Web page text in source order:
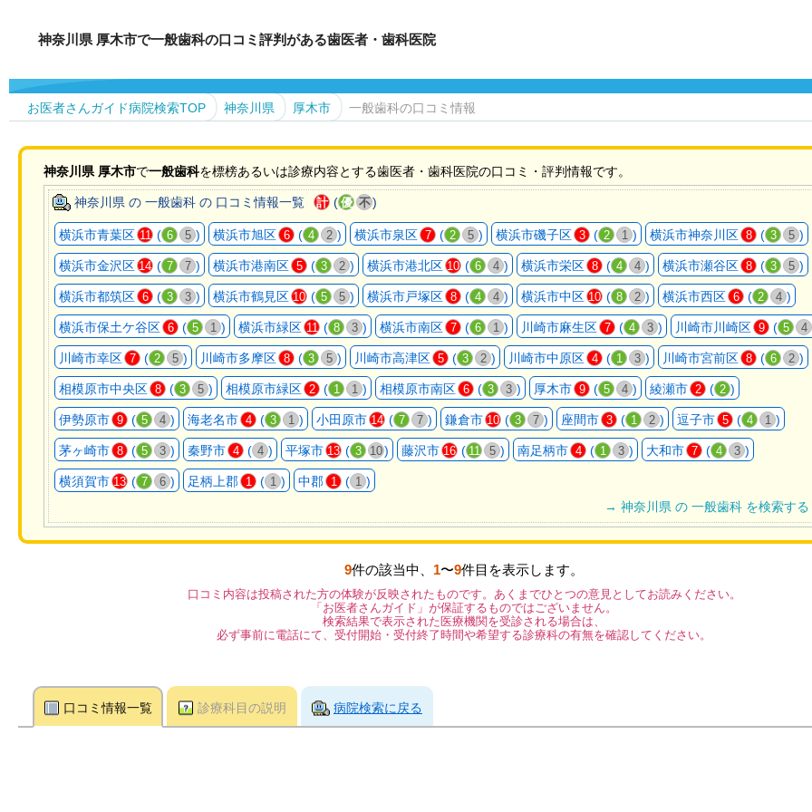
神奈川県 厚木市で一般歯科の口コミ評判がある歯医者・歯科医院
お医者さんガイド病院検索TOP 神奈川県 厚木市 一般歯科の口コミ情報
神奈川県 厚木市で一般歯科を標榜あるいは診療内容とする歯医者・歯科医院の口コミ・評判情報です。
神奈川県 の 一般歯科 の 口コミ情報一覧 計 (優 不)
横浜市青葉区 11 ( 6 5 ) 横浜市旭区 6 ( 4 2 ) 横浜市泉区 7 ( 2 5 ) 横浜市磯子区 3 ( 2 1 ) 横浜市神奈川区 8 ( 3 5 )
横浜市金沢区 14 ( 7 7 ) 横浜市港南区 5 ( 3 2 ) 横浜市港北区 10 ( 6 4 ) 横浜市栄区 8 ( 4 4 ) 横浜市瀬谷区 8 ( 3 5 )
横浜市都筑区 6 ( 3 3 ) 横浜市鶴見区 10 ( 5 5 ) 横浜市戸塚区 8 ( 4 4 ) 横浜市中区 10 ( 8 2 ) 横浜市西区 6 ( 2 4 )
横浜市保土ケ谷区 6 ( 5 1 ) 横浜市緑区 11 ( 8 3 ) 横浜市南区 7 ( 6 1 ) 川崎市麻生区 7 ( 4 3 ) 川崎市川崎区 9 ( 5 4
川崎市幸区 7 ( 2 5 ) 川崎市多摩区 8 ( 3 5 ) 川崎市高津区 5 ( 3 2 ) 川崎市中原区 4 ( 1 3 ) 川崎市宮前区 8 ( 6 2 )
相模原市中央区 8 ( 3 5 ) 相模原市緑区 2 ( 1 1 ) 相模原市南区 6 ( 3 3 ) 厚木市 9 ( 5 4 ) 綾瀬市 2 ( 2 )
伊勢原市 9 ( 5 4 ) 海老名市 4 ( 3 1 ) 小田原市 14 ( 7 7 ) 鎌倉市 10 ( 3 7 ) 座間市 3 ( 1 2 ) 逗子市 5 ( 4 1 )
茅ヶ崎市 8 ( 5 3 ) 秦野市 4 ( 4 ) 平塚市 13 ( 3 10) 藤沢市 16 (11 5 ) 南足柄市 4 ( 1 3 ) 大和市 7 ( 4 3 )
横須賀市 13 ( 7 6 ) 足柄上郡 1 ( 1 ) 中郡 1 ( 1 )
→ 神奈川県 の 一般歯科 を検索する
9件の該当中、 1〜9件目を表示します。
口コミ内容は投稿された方の体験が反映されたものです。あくまでひとつの意見としてお読みください。
「お医者さんガイド」が保証するものではございません。
検索結果で表示された医療機関を受診される場合は、
必ず事前に電話にて、受付開始・受付終了時間や希望する診療科の有無を確認してください。
口コミ情報一覧 診療科目の説明 病院検索に戻る